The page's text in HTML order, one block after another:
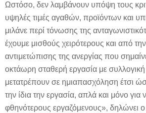
Ωστόσο, δεν λαμβάνουν υπόψη τους
υψηλές τιμές αγαθών, προϊόντων και
μιλάνε περί τόνωσης της
έχουμε μισθούς χειρότερους και από
αντιμετώπισης της ανεργίας που
οκτάωρη σταθερή εργασία με
μετατρέπουν σε ημιαπασχόληση έτσι
την ίδια την εργασία, απλά και μόνο για
φθηνότερους εργαζόμενους», δηλώνει